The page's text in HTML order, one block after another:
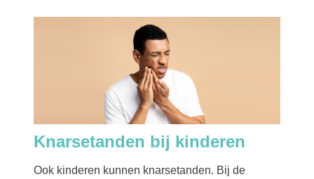
Knarsetanden bij kinderen
Ook kinderen kunnen knarsetanden. Bij de